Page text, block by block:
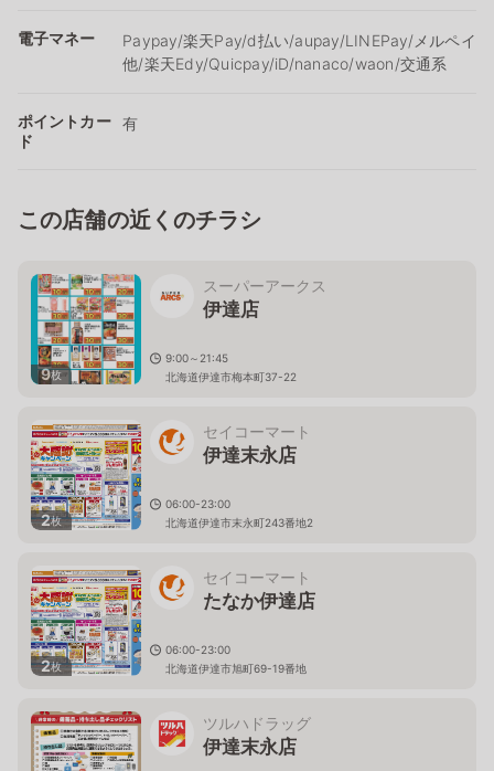
電子マネー
Paypay/楽天Pay/ⅾ払い/aupay/LINEPay/メルペイ
他/楽天Edy/Quicpay/iD/nanaco/waon/交通系
ポイントカー
ド
有
この店舗の近くのチラシ
9枚
スーパーアークス
伊達店
9:00～21:45
北海道伊達市梅本町37-22
2枚
セイコーマート
伊達末永店
06:00-23:00
北海道伊達市末永町243番地2
2枚
セイコーマート
たなか伊達店
06:00-23:00
北海道伊達市旭町69-19番地
ツルハドラッグ
伊達末永店